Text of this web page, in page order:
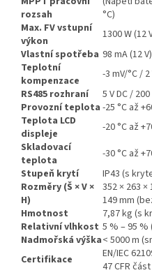
rozsah
°C)
Max. FV vstupní
výkon
1300 W (12
Vlastní spotřeba 98 mA (12
Teplotní
kompenzace
-3 mV/°C /
RS485 rozhraní
5 V DC /
Provozní teplota -25 °C až
Teplota LCD
displeje
-20 °C až
Skladovací
teplota
-30 °C až
Stupeň krytí
IP43 (s
Rozměry (Š × V ×
H)
352 × 263
149 mm
Hmotnost
7,87 kg (s
Relativní vlhkost 5 % – 95
Nadmořská výška< 5000 m
Certifikace
EN/IEC
47 CFR